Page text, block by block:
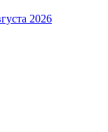
2026